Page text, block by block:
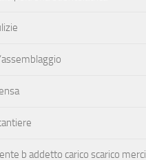
b addetto carico scarico merci